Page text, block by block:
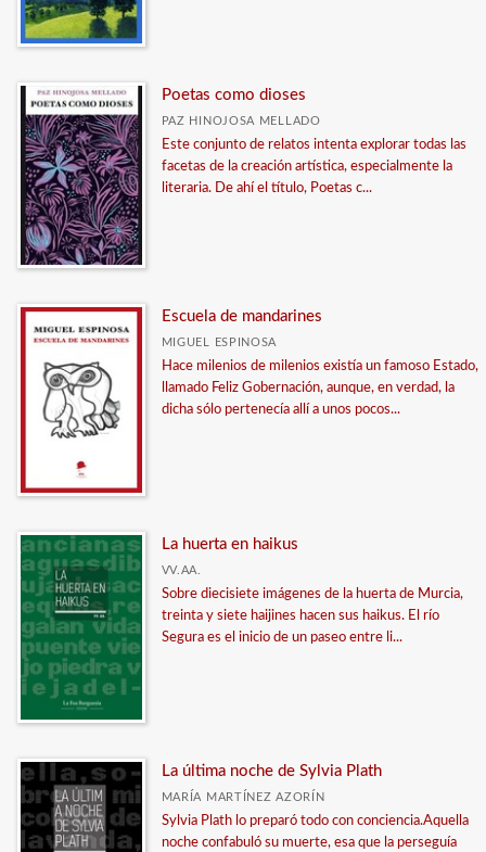
Poetas como dioses
PAZ HINOJOSA MELLADO
Este conjunto de relatos intenta explorar todas las
facetas de la creación artística, especialmente la
literaria. De ahí el título, Poetas c...
Escuela de mandarines
MIGUEL ESPINOSA
Hace milenios de milenios existía un famoso Estado,
llamado Feliz Gobernación, aunque, en verdad, la
dicha sólo pertenecía allí a unos pocos...
La huerta en haikus
VV.AA.
Sobre diecisiete imágenes de la huerta de Murcia,
treinta y siete haijines hacen sus haikus. El río
Segura es el inicio de un paseo entre li...
La última noche de Sylvia Plath
MARÍA MARTÍNEZ AZORÍN
Sylvia Plath lo preparó todo con conciencia.Aquella
noche confabuló su muerte, esa que la perseguía